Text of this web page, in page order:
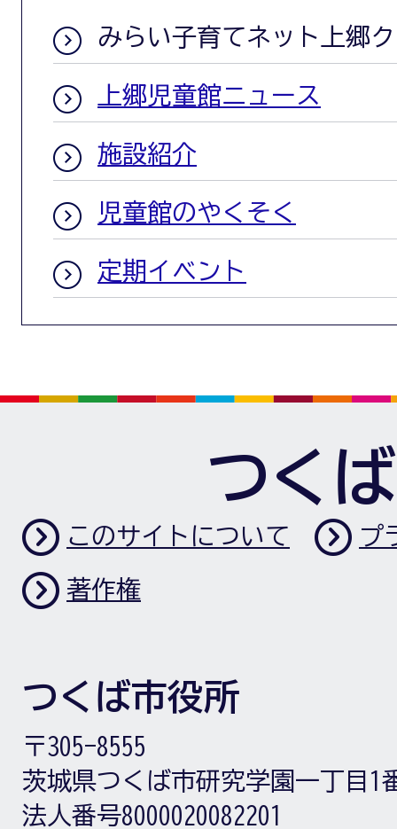
みらい子育てネット上郷
上郷児童館ニュース
施設紹介
児童館のやくそく
定期イベント
つく
このサイトについて プ
著作権
つくば市役所
〒305-8555
茨城県つくば市研究学園一丁目1
法人番号8000020082201